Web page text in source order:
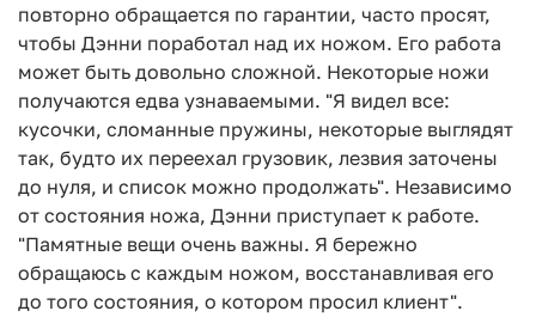
повторно обращается по гарантии, часто просят,
чтобы Дэнни поработал над их ножом. Его работа
может быть довольно сложной. Некоторые ножи
получаются едва узнаваемыми. "Я видел все:
кусочки, сломанные пружины, некоторые выглядят
так, будто их переехал грузовик, лезвия заточены
до нуля, и список можно продолжать". Независимо
от состояния ножа, Дэнни приступает к работе.
"Памятные вещи очень важны. Я бережно
обращаюсь с каждым ножом, восстанавливая его
до того состояния, о котором просил клиент".